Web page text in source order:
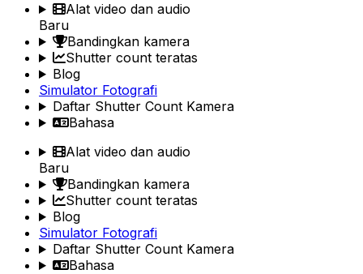
Alat video dan audio
Baru
Bandingkan kamera
Shutter count teratas
Blog
Simulator Fotografi
Daftar Shutter Count Kamera
Bahasa
Alat video dan audio
Baru
Bandingkan kamera
Shutter count teratas
Blog
Simulator Fotografi
Daftar Shutter Count Kamera
Bahasa